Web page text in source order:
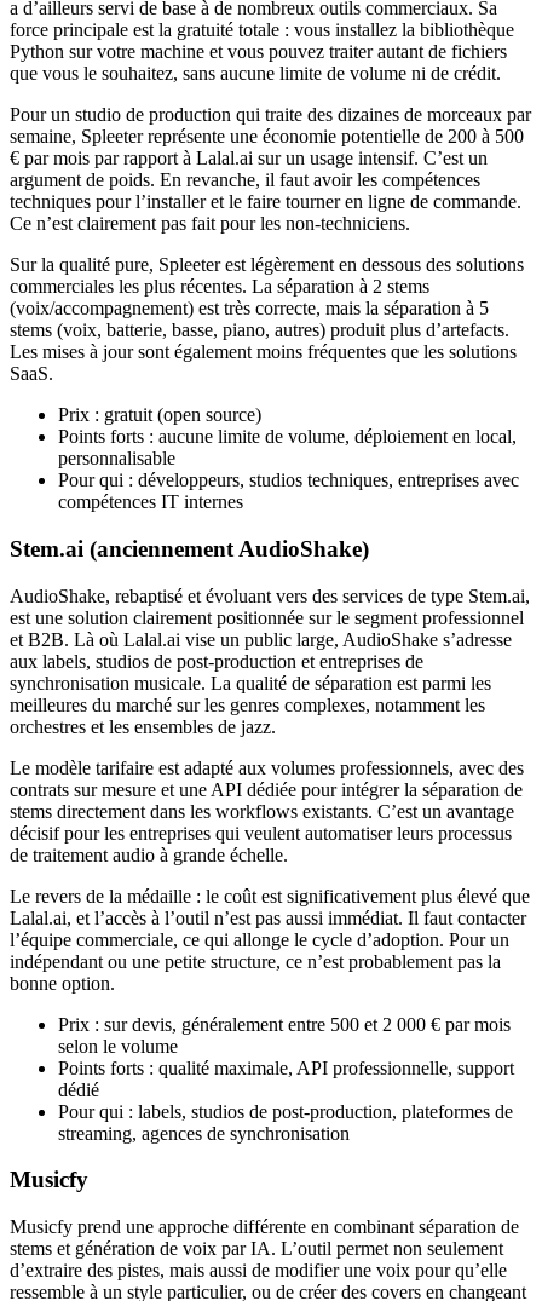
a d’ailleurs servi de base à de nombreux outils commerciaux. Sa
force principale est la gratuité totale : vous installez la bibliothèque
Python sur votre machine et vous pouvez traiter autant de fichiers
que vous le souhaitez, sans aucune limite de volume ni de crédit.
Pour un studio de production qui traite des dizaines de morceaux par
semaine, Spleeter représente une économie potentielle de 200 à 500
€ par mois par rapport à Lalal.ai sur un usage intensif. C’est un
argument de poids. En revanche, il faut avoir les compétences
techniques pour l’installer et le faire tourner en ligne de commande.
Ce n’est clairement pas fait pour les non-techniciens.
Sur la qualité pure, Spleeter est légèrement en dessous des solutions
commerciales les plus récentes. La séparation à 2 stems
(voix/accompagnement) est très correcte, mais la séparation à 5
stems (voix, batterie, basse, piano, autres) produit plus d’artefacts.
Les mises à jour sont également moins fréquentes que les solutions
SaaS.
Prix : gratuit (open source)
Points forts : aucune limite de volume, déploiement en local,
personnalisable
Pour qui : développeurs, studios techniques, entreprises avec
compétences IT internes
Stem.ai (anciennement AudioShake)
AudioShake, rebaptisé et évoluant vers des services de type Stem.ai,
est une solution clairement positionnée sur le segment professionnel
et B2B. Là où Lalal.ai vise un public large, AudioShake s’adresse
aux labels, studios de post-production et entreprises de
synchronisation musicale. La qualité de séparation est parmi les
meilleures du marché sur les genres complexes, notamment les
orchestres et les ensembles de jazz.
Le modèle tarifaire est adapté aux volumes professionnels, avec des
contrats sur mesure et une API dédiée pour intégrer la séparation de
stems directement dans les workflows existants. C’est un avantage
décisif pour les entreprises qui veulent automatiser leurs processus
de traitement audio à grande échelle.
Le revers de la médaille : le coût est significativement plus élevé que
Lalal.ai, et l’accès à l’outil n’est pas aussi immédiat. Il faut contacter
l’équipe commerciale, ce qui allonge le cycle d’adoption. Pour un
indépendant ou une petite structure, ce n’est probablement pas la
bonne option.
Prix : sur devis, généralement entre 500 et 2 000 € par mois
selon le volume
Points forts : qualité maximale, API professionnelle, support
dédié
Pour qui : labels, studios de post-production, plateformes de
streaming, agences de synchronisation
Musicfy
Musicfy prend une approche différente en combinant séparation de
stems et génération de voix par IA. L’outil permet non seulement
d’extraire des pistes, mais aussi de modifier une voix pour qu’elle
ressemble à un style particulier, ou de créer des covers en changeant